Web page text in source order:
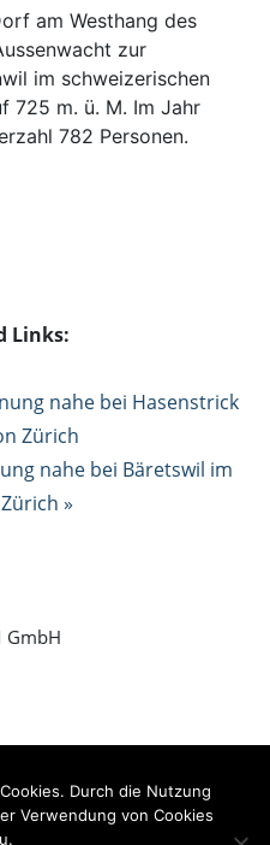
am Westhang des
zur
im schweizerischen
725 m. ü. M. Im Jahr
782 Personen.
Links:
nahe bei Hasenstrick
Zürich
nahe bei Bäretswil im
»
GmbH
RennwegDurch die Nutzung
Verwendung von Cookies